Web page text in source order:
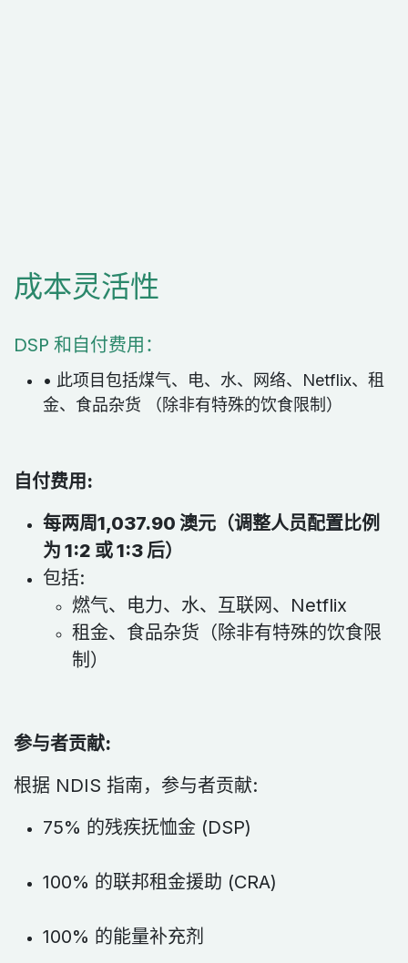
成本灵活性
DSP 和自付费用：
• 此项目包括煤气、电、水、网络、Netflix、租
金、食品杂货 （除非有特殊的饮食限制）
自付费用:
每两周1,037.90 澳元（调整人员配置比例
为 1:2 或 1:3 后）
包括:
燃气、电力、水、互联网、Netflix
租金、食品杂货（除非有特殊的饮食限
制）
参与者贡献:
根据 NDIS 指南，参与者贡献:
75% 的残疾抚恤金 (DSP)
100% 的联邦租金援助 (CRA)
100% 的能量补充剂